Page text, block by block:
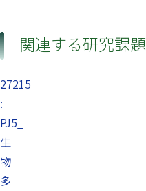
関連する研究課題
27215
:
PJ5_
生
物
多